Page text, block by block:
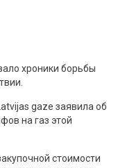
хроники борьбы
gaze заявила об
на газ этой
стоимости